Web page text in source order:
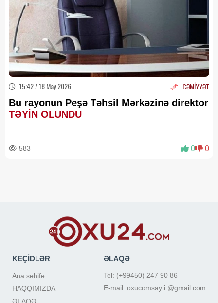
15:42 / 18 May 2026 CƏMİYYƏT
Bu rayonun Peşə Təhsil Mərkəzinə direktor
TƏYİN OLUNDU
583 0 0
KEÇİDLƏR
Ana səhifə
HAQQIMIZDA
ƏLAQƏ
ƏLAQƏ
Tel: (+99450) 247 90 86
E-mail: oxucomsayti @gmail.com